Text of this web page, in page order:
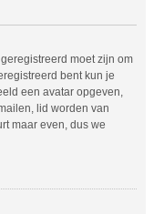
moet zijn om
bent kun je
een avatar opgeven,
lid worden van
maar even, dus we